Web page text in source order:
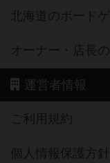
北海道のボード
オーナー・店長
運営者情報
ご利用規約
個人情報保護方針